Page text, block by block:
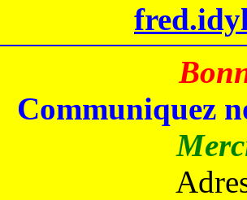
Communiquez